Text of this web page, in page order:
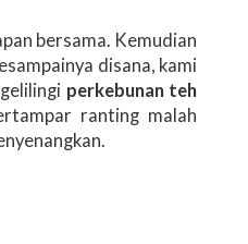
bersama. Kemudian
disana, kami
perkebunan teh
ranting malah